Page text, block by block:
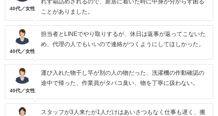
40代／女性
れず箱詰めされるので、新居に着いた時に中身が分からず困る
ことがありました。
40代／女性
担当者とLINEでやり取りするが、休日は返事が返ってこないた
め、代理の人でもいいので連絡がつくようにしてほしかった。
40代／女性
運び入れた物干し竿が別の人の物だった、洗濯機の作動確認の
途中で帰った、作業員がタバコ臭い、物を丁寧に扱わない。
スタッフが3人来たが1人だけはあいさつもなく仕事も遅く、搬